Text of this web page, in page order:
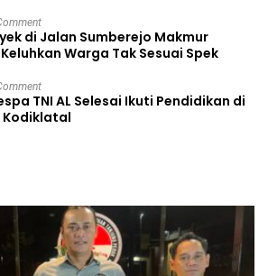
di Jalan Sumberejo Makmur
Warga Tak Sesuai Spek
TNI AL Selesai Ikuti Pendidikan di
Kodiklatal